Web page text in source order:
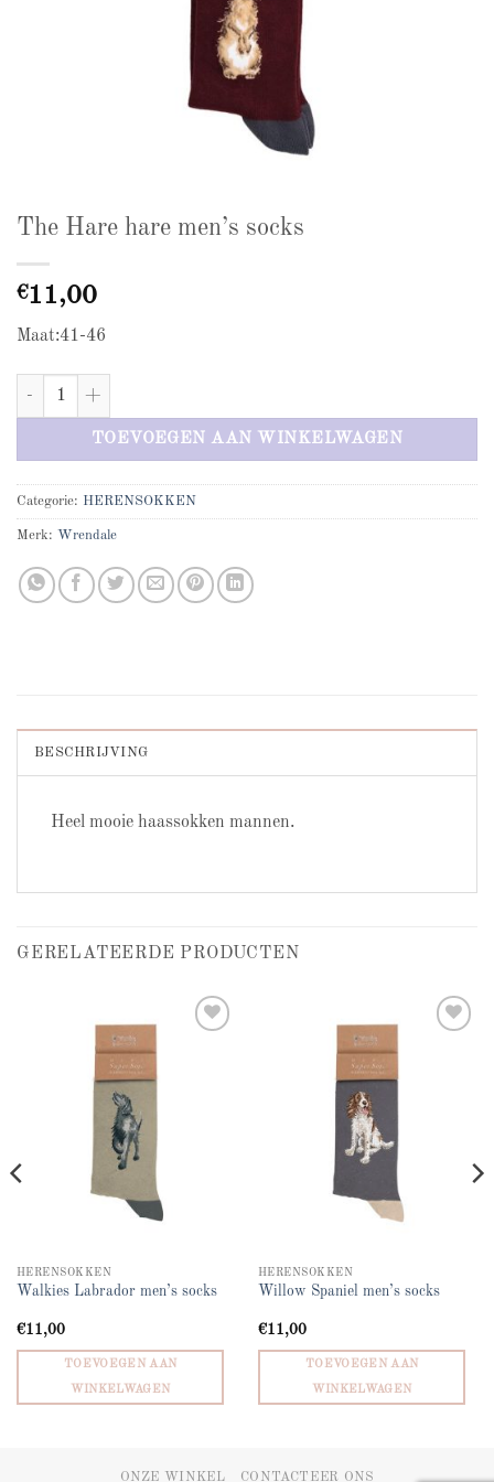
The Hare hare men’s socks
€11,00
Maat:41-46
The Hare hare men's socks aantal
TOEVOEGEN AAN WINKELWAGEN
Categorie: HERENSOKKEN
Merk: Wrendale
BESCHRIJVING
Heel mooie haassokken mannen.
GERELATEERDE PRODUCTEN
HERENSOKKEN
Walkies Labrador men’s socks
€11,00
TOEVOEGEN AAN
WINKELWAGEN
HERENSOKKEN
Willow Spaniel men’s socks
€11,00
TOEVOEGEN AAN
WINKELWAGEN
ONZE WINKEL CONTACTEER ONS